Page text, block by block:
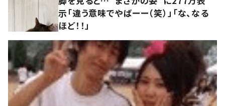
示「違う意味でやばーー（笑）」「な、なる
ほど！！」